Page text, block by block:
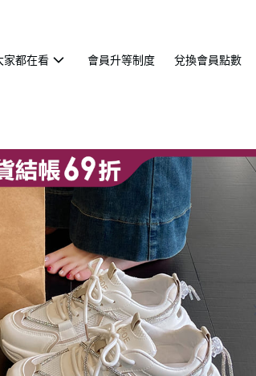
家都在看 會員升等制度 兌換會員點數